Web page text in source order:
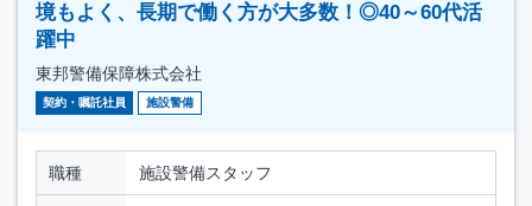
境もよく、長期で働く方が大多数！◎40～60代活
躍中
東邦警備保障株式会社
契約・嘱託社員 施設警備
職種 施設警備スタッフ